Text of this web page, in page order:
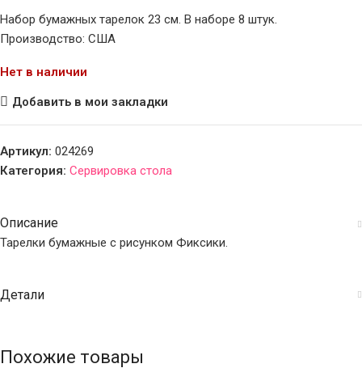
Набор бумажных тарелок 23 см. В наборе 8 штук.
Производство: США
Нет в наличии
Добавить в мои закладки
Артикул: 024269
Категория: Сервировка стола
Описание
Тарелки бумажные с рисунком Фиксики.
Детали
Похожие товары